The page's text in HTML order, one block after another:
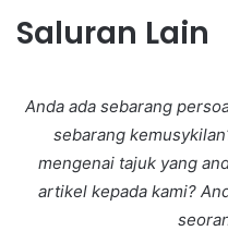
Saluran Lain
Anda ada sebarang
sebarang
mengenai tajuk yang
artikel kepada kami?